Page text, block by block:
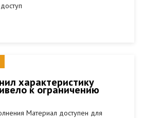
характеристику
к ограничению
Материал доступен для